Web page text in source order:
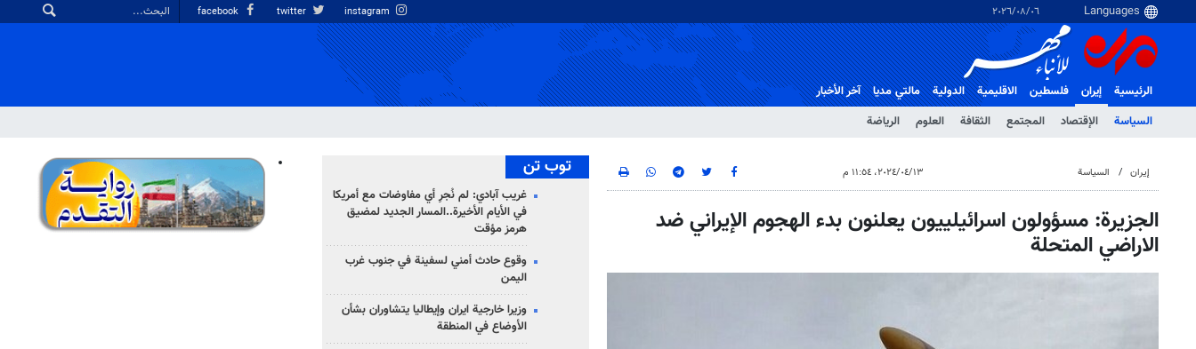
٠٦‏/٠٨‏/٢٠٢٦
الرئيسية
إيران
السياسة
الإقتصاد المجتمع الثقافة العلوم الرياضة
فلسطین الاقلیمیة الدولية مالتي مدیا آخر الأخبار
إيران السياسة ١٣‏/٠٤‏/٢٠٢٤، ١١:٥٤ م
الجزيرة: مسؤولون اسرائيلييون يعلنون بدء الهجوم الإيراني ضد
الاراضي المتحلة
توب تن
غريب آبادي: لم نُجرِ أي مفاوضات مع أمريكا
في الأيام الأخيرة..المسار الجديد لمضيق
هرمز مؤقت
وقوع حادث أمني لسفينة في جنوب غرب
اليمن
وزيرا خارجية ايران وإيطاليا يتشاوران بشأن
الأوضاع في المنطقة